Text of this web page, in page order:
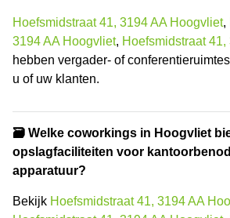
Hoefsmidstraat 41, 3194 AA Hoogvliet,
3194 AA Hoogvliet, Hoefsmidstraat
hebben vergader- of
u of uw klanten.
🗃️ Welke coworkings in Hoogvliet
opslagfaciliteiten voor
apparatuur?
Bekijk Hoefsmidstraat 41, 3194 AA